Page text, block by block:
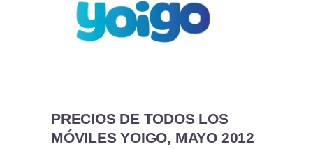
PRECIOS DE TODOS LOS
MÓVILES YOIGO, MAYO 2012